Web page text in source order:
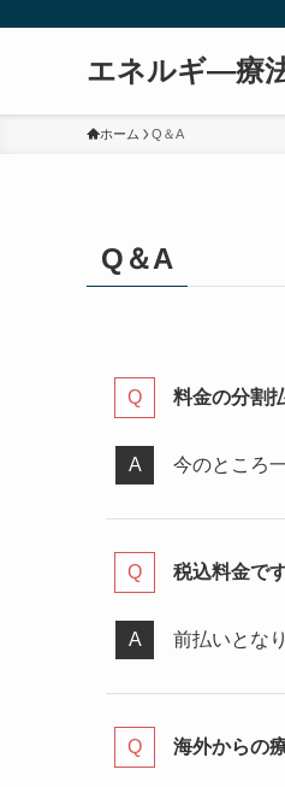
エネルギ―療
ホーム Q＆A
Q＆A
料金の分割
今のところ
税込料金で
前払いとな
海外からの